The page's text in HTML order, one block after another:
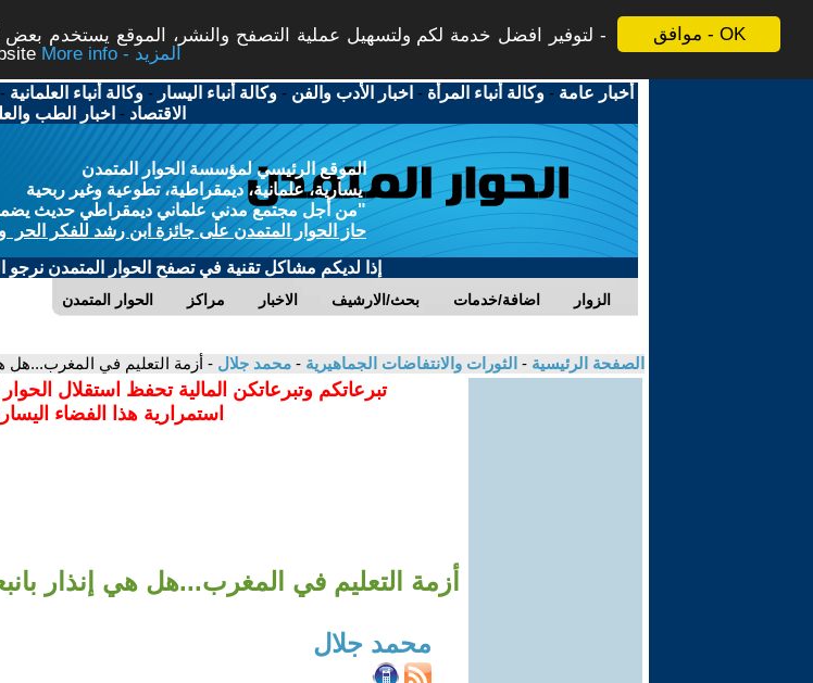
موافق - OK
لتوفير افضل خدمة لكم ولتسهيل عملية التصفح والنشر، الموقع يستخدم بعض
More info - المزيد
أخبار عامة -وكالة أنباء المرأة - اخبار الأدب والفن -وكالة أنباء اليسار -وكالة أنباء العلمانية
الاقتصاد - اخبار الطب
الموقع الرئيسي لمؤسسة الحوار المتمدن
يسارية، علمانية، ديمقراطية، تطوعية وغير ربحية
"من أجل مجتمع مدني علماني ديمقراطي حديث يضمن
حاز الحوار المتمدن على جائزة ابن رشد للفكر الحر
إذا لديكم مشاكل تقنية في تصفح الحوار المتمدن نرجو
الحوار المتمدن مراكز الاخبار بحث/الارشيف اضافة/خدمات الزوار
الصفحة الرئيسية - الثورات والانتفاضات الجماهيرية - محمد جلال - أزمة التعليم في المغرب...هل هي إنذار
تبرعاتكم وتبرعاتكن المالية تحفظ استقلال
استمرارية هذا الفضاء
أزمة التعليم في المغرب...هل هي إنذار بانبعاث
محمد جلال